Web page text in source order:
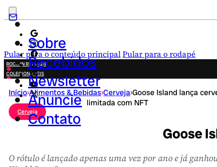
Pular para o conteúdo principalPular para o rodapé
Sobre
Recebidos
Newsletter
Anuncie
Contato
ROCK IN RIO 2026
COLECIONÁVEIS
FESTA JUNINA
NOVIDADES
CAMPANHAS CRIATIVAS
Início›Alimentos & Bebidas›Cerveja›Goose Island lança
limitada com NFT
Cerveja
Goose
O rótulo é lançado apenas uma vez por ano e já